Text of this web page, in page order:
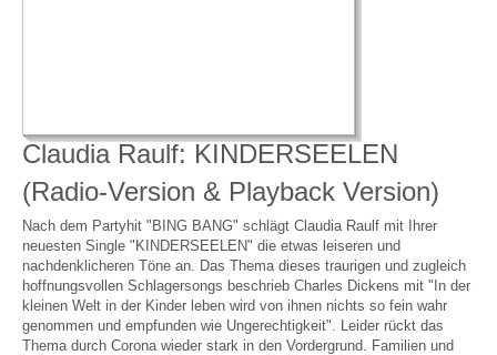
Claudia Raulf: KINDERSEELEN
(Radio-Version & Playback Version)
Nach dem Partyhit "BING BANG" schlägt Claudia Raulf mit Ihrer
neuesten Single "KINDERSEELEN" die etwas leiseren und
nachdenklicheren Töne an. Das Thema dieses traurigen und zugleich
hoffnungsvollen Schlagersongs beschrieb Charles Dickens mit "In der
kleinen Welt in der Kinder leben wird von ihnen nichts so fein wahr
genommen und empfunden wie Ungerechtigkeit". Leider rückt das
Thema durch Corona wieder stark in den Vordergrund. Familien und